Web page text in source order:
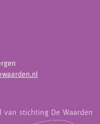
van stichting De Waarden